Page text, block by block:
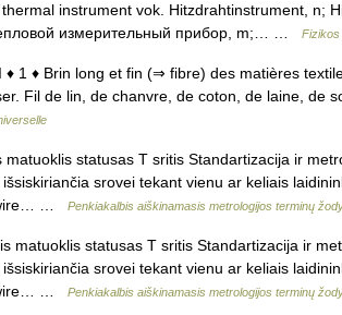
instrument vok. Hitzdrahtinstrument, n;
измерительный прибор, m;… …
Fizikos
1 ♦ Brin long et fin (⇒ fibre) des matières
Fil de lin, de chanvre, de coton, de laine, de
statusas T sritis Standartizacija ir
srovei tekant vienu ar keliais
wire… …
Penkiakalbis aiškinamasis metrologijos terminų
matuoklis statusas T sritis Standartizacija ir
srovei tekant vienu ar keliais
wire… …
Penkiakalbis aiškinamasis metrologijos terminų